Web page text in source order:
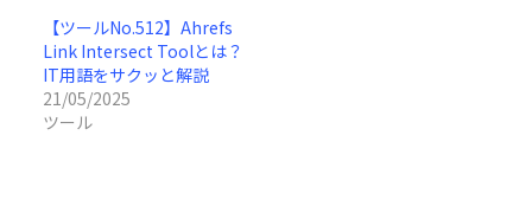
【ツールNo.512】Ahrefs
Link Intersect Toolとは？
IT用語をサクッと解説
21/05/2025
ツール